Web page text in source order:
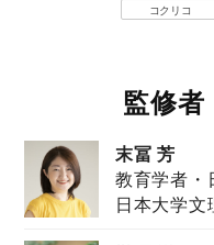
コクリコ
監修
末冨 芳
教育学者・
日本大学